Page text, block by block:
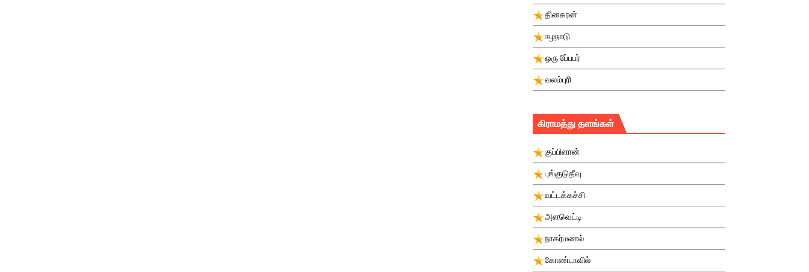
தினகரன்
ஈழநாடு
ஒரு பே்பபர்
வலம்புரி
கிராமத்து தளங்கள்
குப்பிளான்
புங்குடுதீவு
வட்டக்கச்சி
அளவெட்டி
நாகர்மணல்
கோண்டாவில்